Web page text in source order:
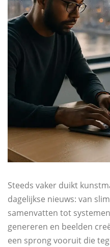
Steeds vaker duikt
dagelijkse nieuws: van
samenvatten tot
genereren en beelden
een sprong vooruit die